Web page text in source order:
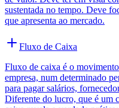
sustentada no tempo. Deve
que apresenta ao mercado.
Fluxo de Caixa
Fluxo de caixa é o
empresa, num determinado
para pagar salários,
Diferente do lucro, que é um